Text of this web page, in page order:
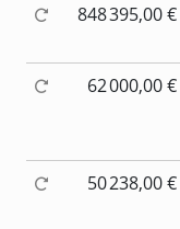
848 395,00 €
62 000,00 €
50 238,00 €